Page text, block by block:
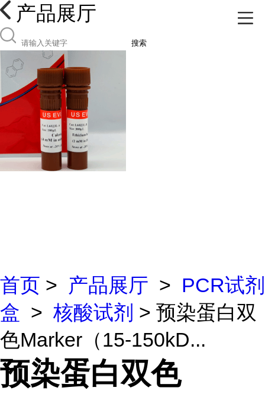
产品展厅
搜索
首页 > 产品展厅 > PCR试剂
盒 > 核酸试剂 > 预染蛋白双
色Marker（15-150kD...
预染蛋白双色